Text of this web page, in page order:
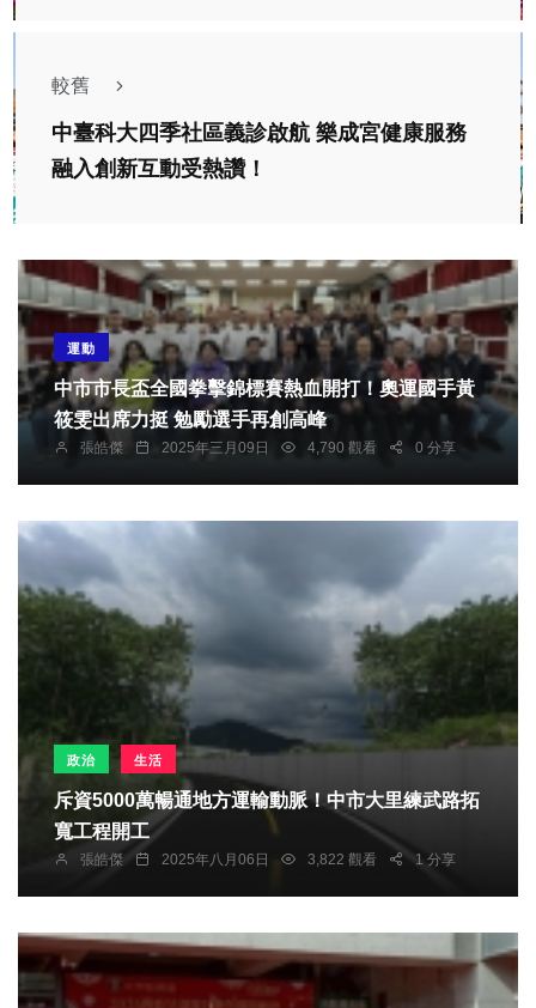
較舊
中臺科大四季社區義診啟航 樂成宮健康服務
融入創新互動受熱讚！
運動
中市市長盃全國拳擊錦標賽熱血開打！奧運國手黃
筱雯出席力挺 勉勵選手再創高峰
張皓傑 2025年三月09日 4,790 觀看 0 分享
政治 生活
斥資5000萬暢通地方運輸動脈！中市大里練武路拓
寬工程開工
張皓傑 2025年八月06日 3,822 觀看 1 分享